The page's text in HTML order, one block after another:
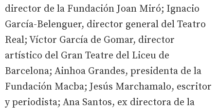
director de la Fundación Joan Miró; Ignacio
García-Belenguer, director general del Teatro
Real; Víctor García de Gomar, director
artístico del Gran Teatre del Liceu de
Barcelona; Ainhoa Grandes, presidenta de la
Fundación Macba; Jesús Marchamalo, escritor
y periodista; Ana Santos, ex directora de la